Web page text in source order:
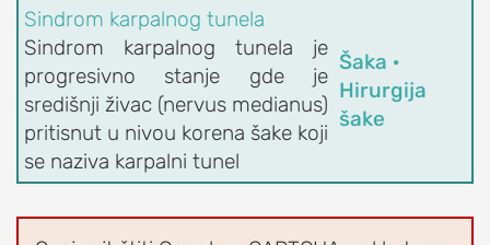
ORTHOEXPERT
EDUCATION
O
udruženju
OrthoExpert
Education
AKTIVNOSTI
Sindrom karpalnog tunela
Sindrom karpalnog tunela je
progresivno stanje gde je
središnji živac (nervus medianus)
pritisnut u nivou korena šake koji
se naziva karpalni tunel
Šaka ·
Hirurgija
šake